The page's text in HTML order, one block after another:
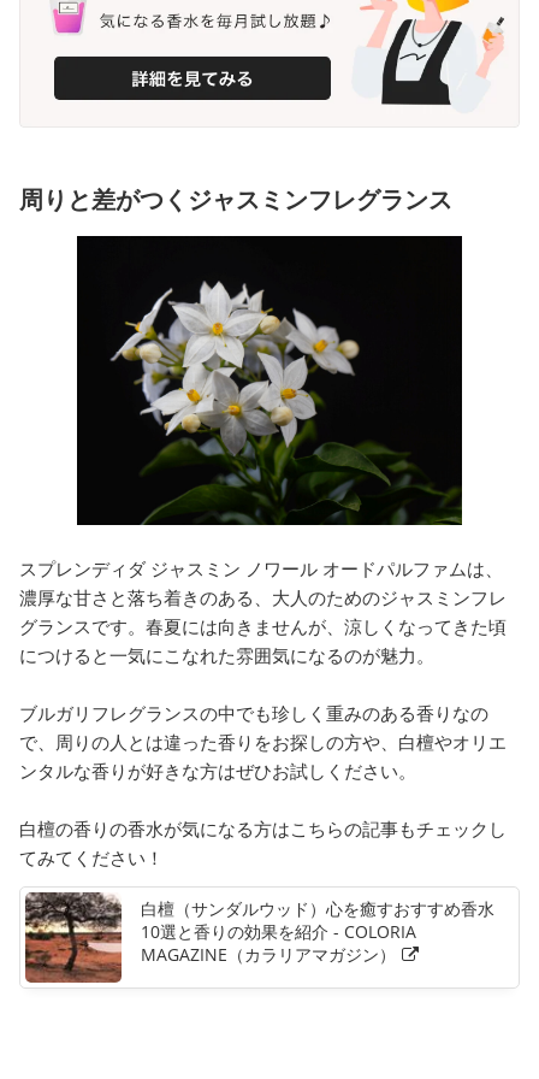
周りと差がつくジャスミンフレグランス
スプレンディダ ジャスミン ノワール オードパルファムは、
濃厚な甘さと落ち着きのある、大人のためのジャスミンフレ
グランスです。春夏には向きませんが、涼しくなってきた頃
につけると一気にこなれた雰囲気になるのが魅力。
ブルガリフレグランスの中でも珍しく重みのある香りなの
で、周りの人とは違った香りをお探しの方や、白檀やオリエ
ンタルな香りが好きな方はぜひお試しください。
白檀の香りの香水が気になる方はこちらの記事もチェックし
てみてください！
白檀（サンダルウッド）心を癒すおすすめ香水
10選と香りの効果を紹介 - COLORIA
MAGAZINE（カラリアマガジン）